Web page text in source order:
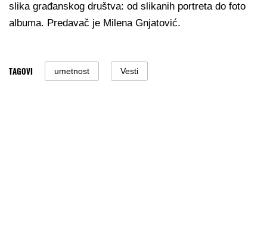
slika građanskog društva: od slikanih portreta do foto
albuma. Predavač je Milena Gnjatović.
TAGOVI umetnost Vesti